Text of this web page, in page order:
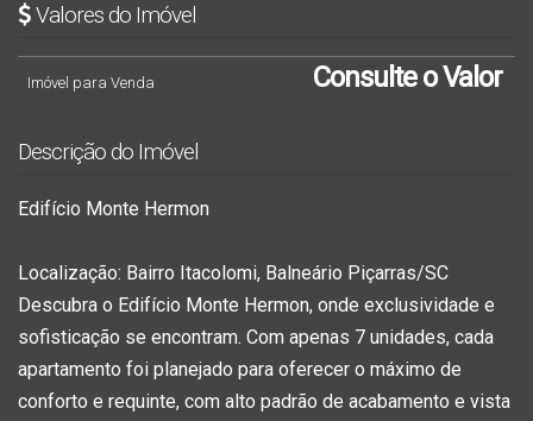
Valores do Imóvel
Consulte o Valor
Imóvel para Venda
Descrição do Imóvel
Edifício Monte Hermon
Localização: Bairro Itacolomi, Balneário Piçarras/SC
Descubra o Edifício Monte Hermon, onde exclusividade e
sofisticação se encontram. Com apenas 7 unidades, cada
apartamento foi planejado para oferecer o máximo de
conforto e requinte, com alto padrão de acabamento e vista